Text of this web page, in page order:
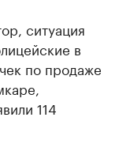
ситуация
в
по продаже
114